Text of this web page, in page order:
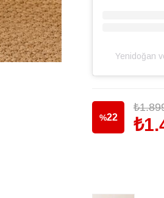
Yenidoğan
%22